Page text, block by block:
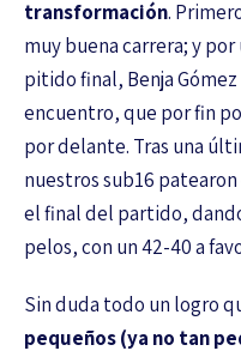
transformación.
muy buena carrera; y
pitido final, Benja
encuentro, que por fin
por delante. Tras una
nuestros sub16
el final del partido,
pelos, con un 42-40 a
Sin duda todo un logro
pequeños (ya no tan